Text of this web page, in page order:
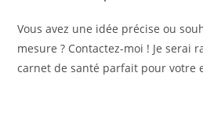
Vous avez une idée précise ou
mesure ? Contactez-moi ! Je serai
carnet de santé parfait pour votre